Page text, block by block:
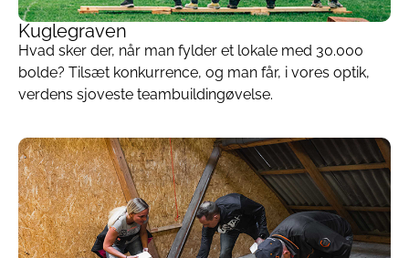
Kuglegraven
Hvad sker der, når man fylder et lokale med 30.000
bolde? Tilsæt konkurrence, og man får, i vores optik,
verdens sjoveste teambuildingøvelse.